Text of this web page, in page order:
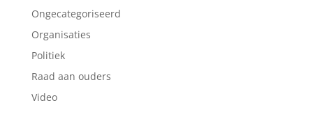
Ongecategoriseerd
Organisaties
Politiek
Raad aan ouders
Video